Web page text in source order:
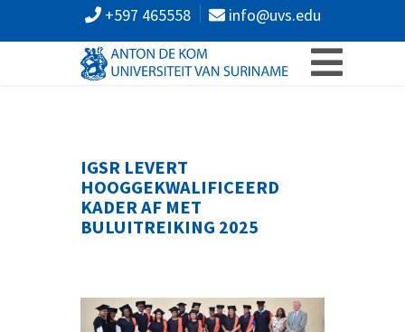
+597 465558 info@uvs.edu
IGSR LEVERT
HOOGGEKWALIFICEERD
KADER AF MET
BULUITREIKING 2025